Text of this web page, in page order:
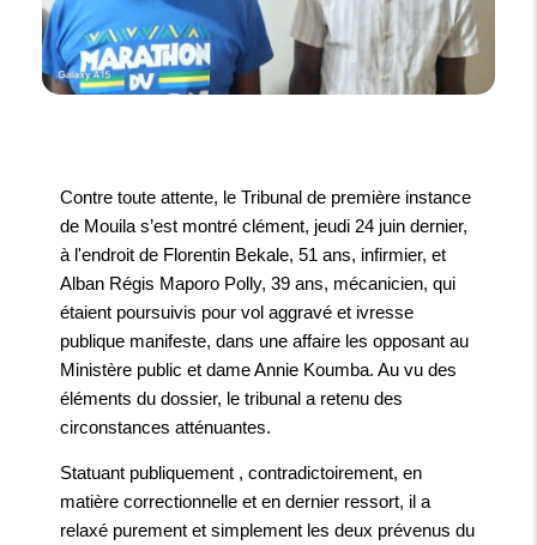
Contre toute attente, le Tribunal de première instance
de Mouila s’est montré clément, jeudi 24 juin dernier,
à l'endroit de Florentin Bekale, 51 ans, infirmier, et
Alban Régis Maporo Polly, 39 ans, mécanicien, qui
étaient poursuivis pour vol aggravé et ivresse
publique manifeste, dans une affaire les opposant au
Ministère public et dame Annie Koumba. Au vu des
éléments du dossier, le tribunal a retenu des
circonstances atténuantes.
Statuant publiquement , contradictoirement, en
matière correctionnelle et en dernier ressort, il a
relaxé purement et simplement les deux prévenus du